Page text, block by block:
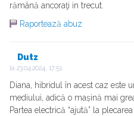
rămână ancoraţi in trecut.
Raportează abuz
Dutz
la 23.04.2024, 17:51
Diana, hibridul în acest caz este
mediului, adică o mașină mai
Partea electrică “ajută” la